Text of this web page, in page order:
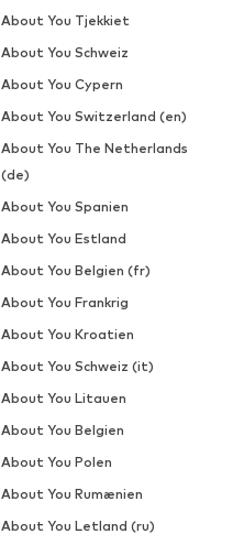
About You Tjekkiet
About You Schweiz
About You Cypern
About You Switzerland (en)
About You The Netherlands
(de)
About You Spanien
About You Estland
About You Belgien (fr)
About You Frankrig
About You Kroatien
About You Schweiz (it)
About You Litauen
About You Belgien
About You Polen
About You Rumænien
About You Letland (ru)